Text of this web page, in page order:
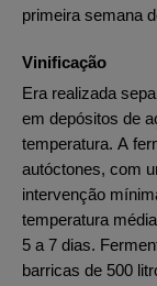
primeira semana
Vinificação
Era realizada
em depósitos de
temperatura. A
autóctones, com
intervenção
temperatura
5 a 7 dias.
barricas de 500